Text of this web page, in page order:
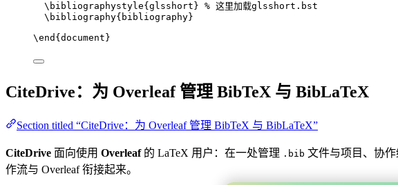
\bibliographystyle{glsshort} % 这里加载glsshort.bst
\bibliography{bibliography}
\end { document }
CiteDrive：为 Overleaf 管理 BibTeX 与 BibLaTeX
Section titled “CiteDrive：为 Overleaf 管理 BibTeX 与 BibLaTeX”
CiteDrive 面向使用 Overleaf的 LaTeX 用户：在一处管理 .bib 文件与项目、协
作流与 Overleaf 衔接起来。